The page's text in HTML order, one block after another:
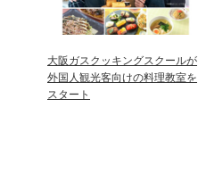
大阪ガスクッキングスクールが
外国人観光客向けの料理教室を
スタート